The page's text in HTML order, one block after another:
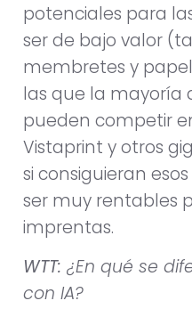
potenciales para
ser de bajo valor
membretes y
las que la mayoría
pueden competir
Vistaprint y otros
si consiguieran
ser muy rentables
imprentas.
WTT: ¿En qué se
con IA?